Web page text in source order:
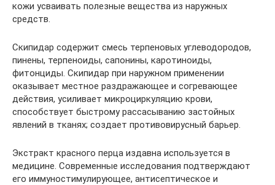
кожи усваивать полезные вещества из наружных
средств.
Скипидар содержит смесь терпеновых углеводородов,
пинены, терпеноиды, сапонины, каротиноиды,
фитонциды. Скипидар при наружном применении
оказывает местное раздражающее и согревающее
действия, усиливает микроциркуляцию крови,
способствует быстрому рассасыванию застойных
явлений в тканях; создает противовирусный барьер.
Экстракт красного перца издавна используется в
медицине. Современные исследования подтверждают
его иммуностимулирующее, антисептическое и